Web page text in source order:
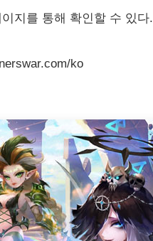
지를 통해 확인할 수 있다.
ko